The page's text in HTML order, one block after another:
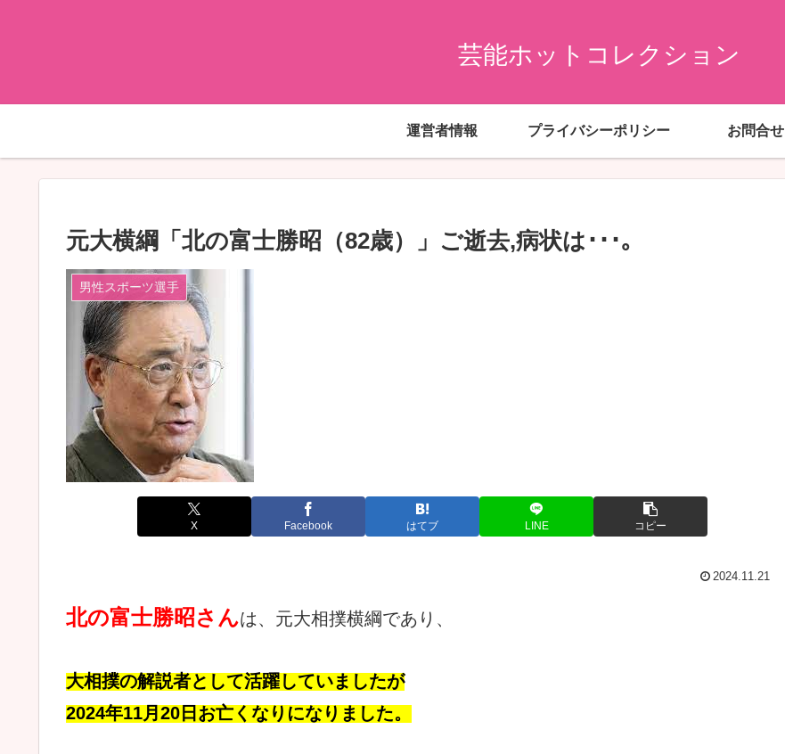
芸能ホットコレクション
運営者情報 プライバシーポリシー お問合せ
元大横綱「北の富士勝昭（82歳）」ご逝去,病状は･･･｡
男性スポーツ選手
X Facebook はてブ LINE コピー
2024.11.21
北の富士勝昭さんは、元大相撲横綱であり、
大相撲の解説者として活躍していましたが
2024年11月20日 お亡くなりになりました。